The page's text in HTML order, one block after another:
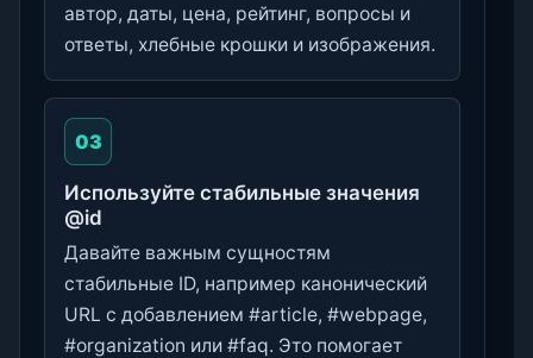
автор, даты, цена, рейтинг, вопросы и
ответы, хлебные крошки и изображения.
03
Используйте стабильные значения
@id
Давайте важным сущностям
стабильные ID, например канонический
URL с добавлением #article, #webpage,
#organization или #faq. Это помогает